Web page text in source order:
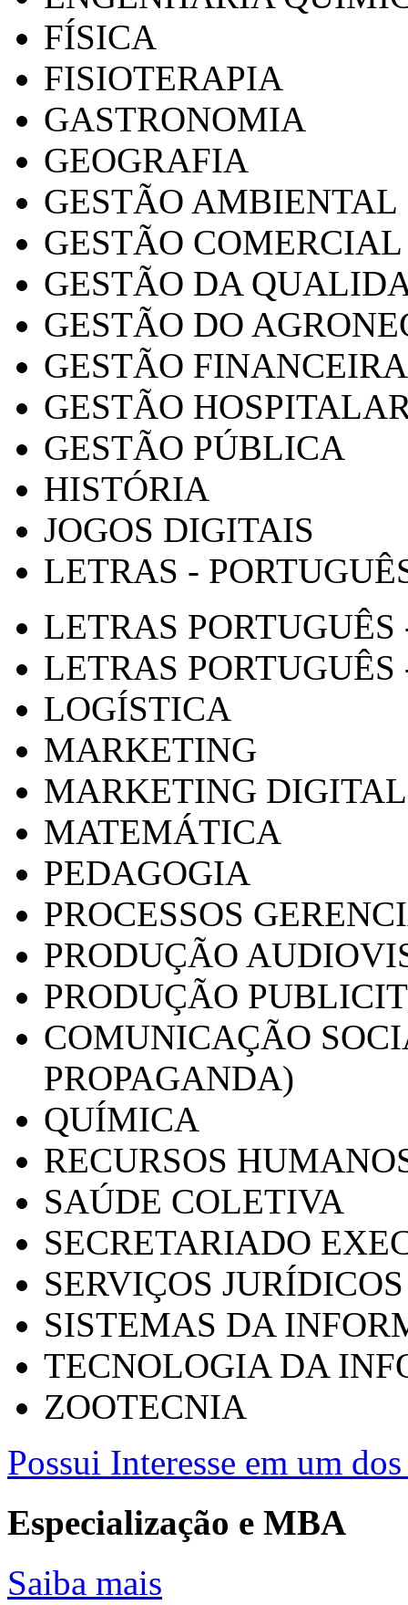
FÍSICA
FISIOTERAPIA
GASTRONOMIA
GEOGRAFIA
GESTÃO AMBIENTAL
GESTÃO COMERCIAL
GESTÃO DA
GESTÃO DO
GESTÃO FINANCEIRA
GESTÃO
GESTÃO PÚBLICA
HISTÓRIA
JOGOS DIGITAIS
LETRAS -
LETRAS
LETRAS PORTUGUÊS
LOGÍSTICA
MARKETING
MARKETING DIGITAL
MATEMÁTICA
PEDAGOGIA
PROCESSOS
PRODUÇÃO
PRODUÇÃO
COMUNICAÇÃO
PROPAGANDA)
QUÍMICA
RECURSOS
SAÚDE COLETIVA
SECRETARIADO
SERVIÇOS
SISTEMAS DA
TECNOLOGIA DA
ZOOTECNIA
Possui Interesse em um
Especialização e MBA
Saiba mais